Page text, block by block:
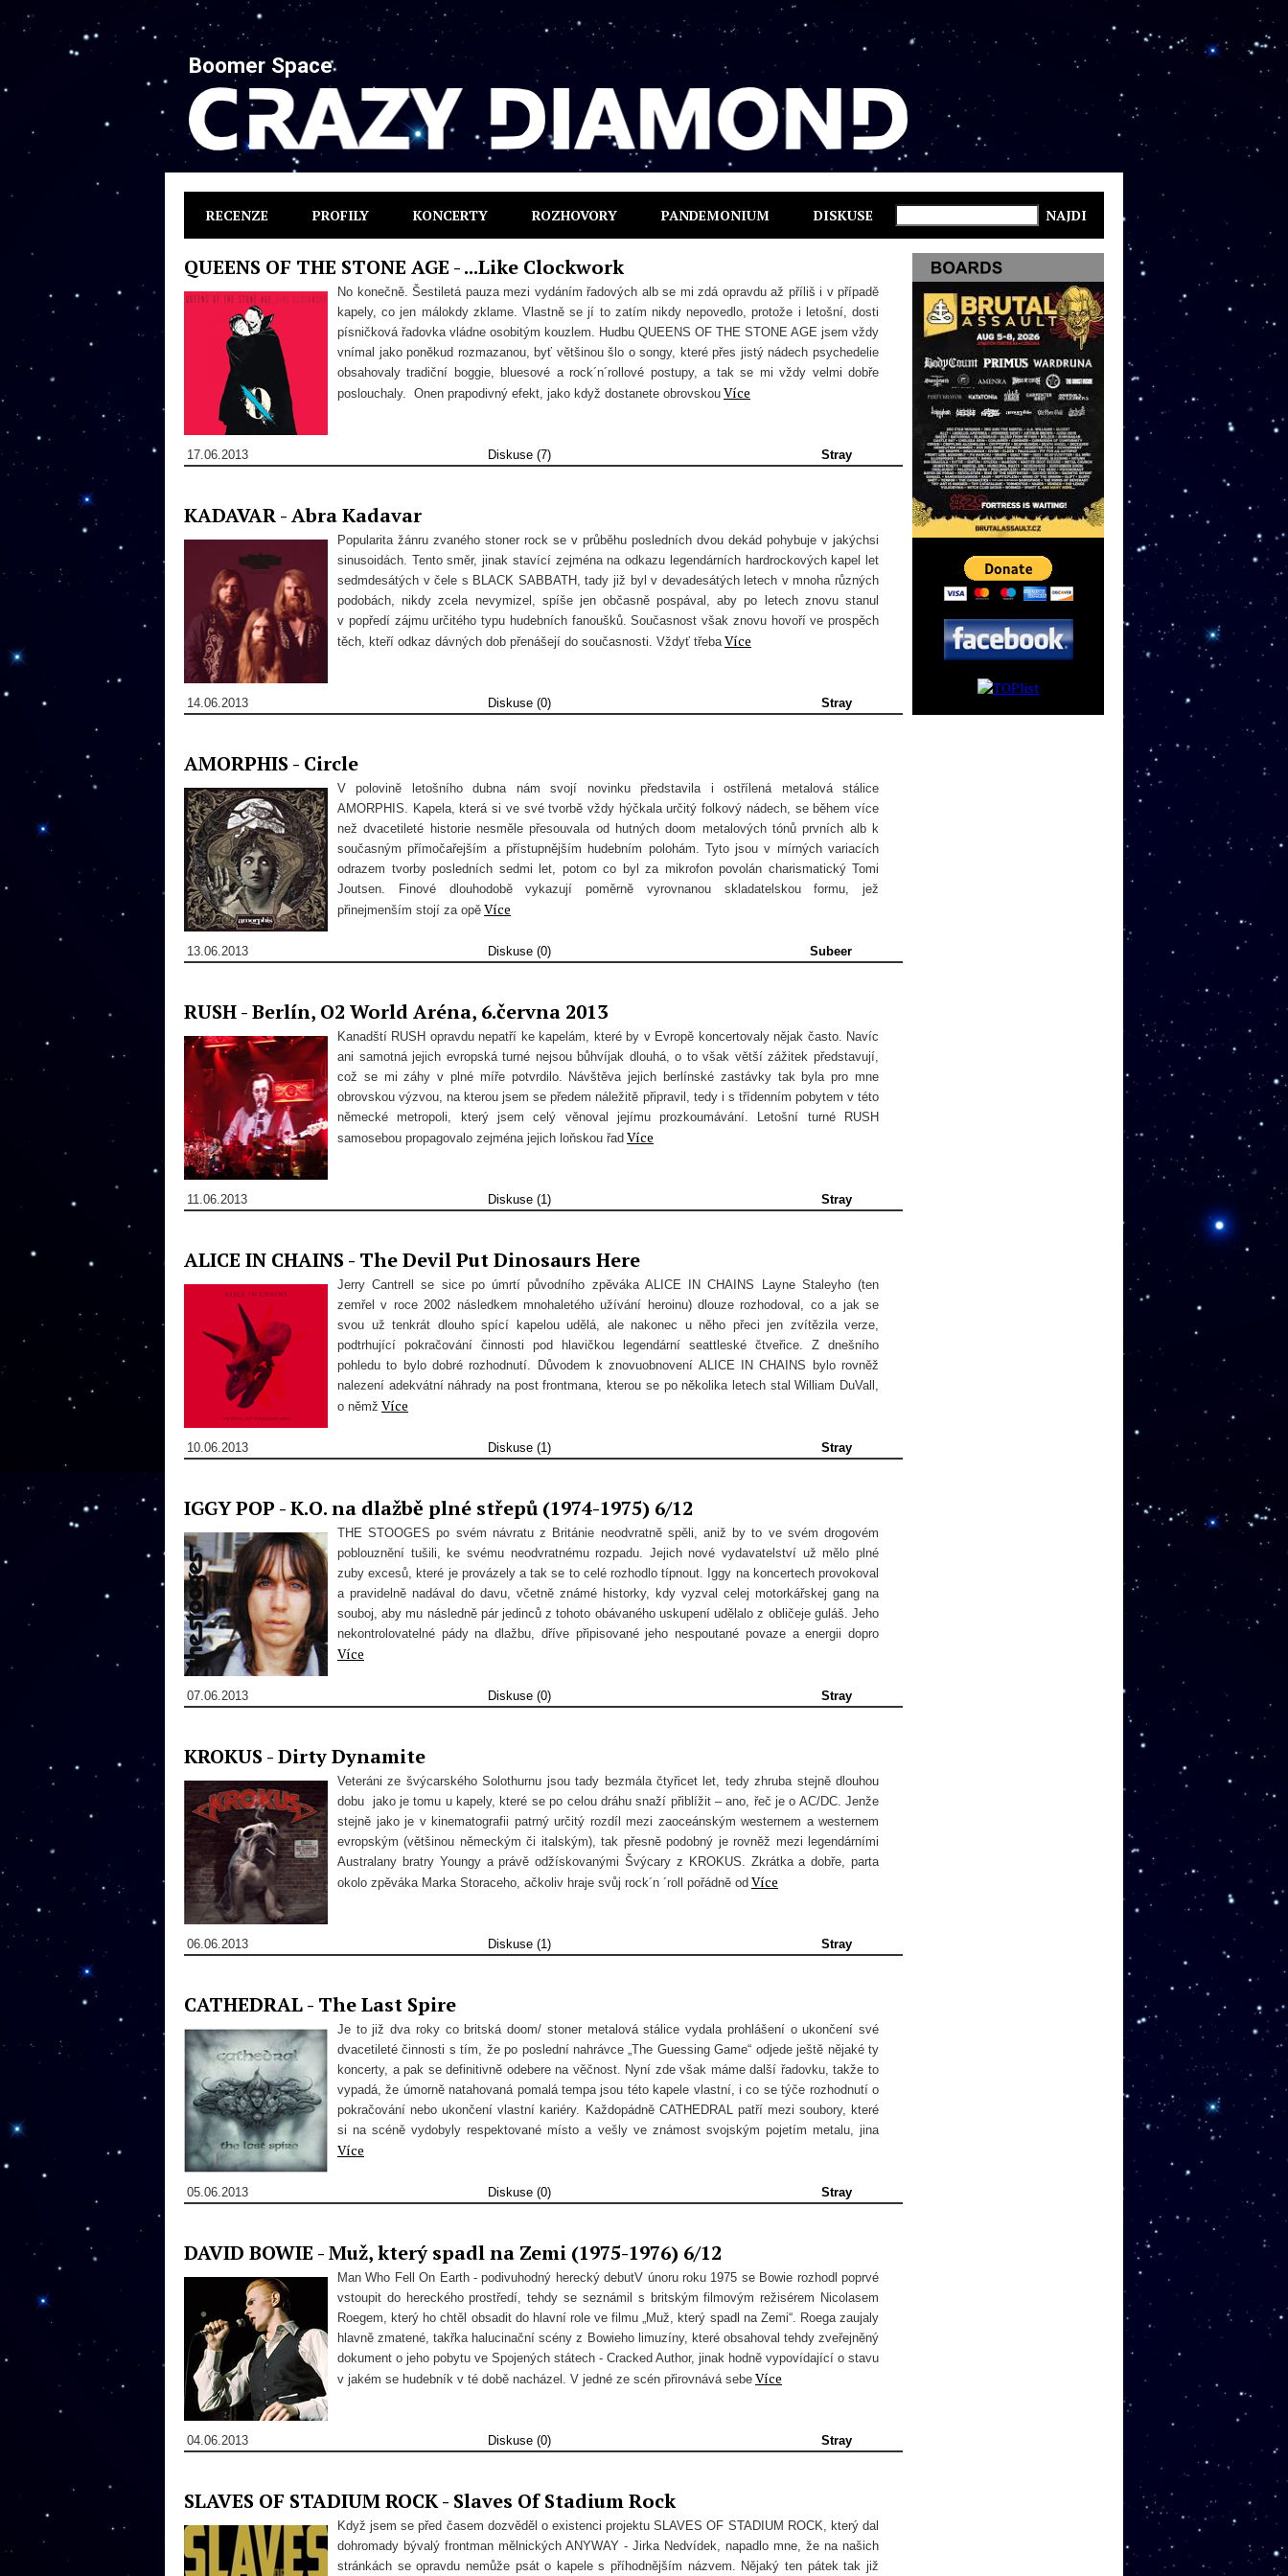
Boomer Space
RECENZE PROFILY KONCERTY ROZHOVORY PANDEMONIUM DISKUSE
QUEENS OF THE STONE AGE - ...Like Clockwork
No konečně. Šestiletá pauza mezi vydáním řadových alb se mi zdá opravdu až příliš i v případě
kapely, co jen málokdy zklame. Vlastně se jí to zatím nikdy nepovedlo, protože i letošní, dosti
písničková řadovka vládne osobitým kouzlem. Hudbu QUEENS OF THE STONE AGE jsem vždy
vnímal jako poněkud rozmazanou, byť většinou šlo o songy, které přes jistý nádech psychedelie
obsahovaly tradiční boggie, bluesové a rock´n´rollové postupy, a tak se mi vždy velmi dobře
poslouchaly. Onen prapodivný efekt, jako když dostanete obrovskou Více
17.06.2013 Diskuse (7) Stray
KADAVAR - Abra Kadavar
Popularita žánru zvaného stoner rock se v průběhu posledních dvou dekád pohybuje v jakýchsi
sinusoidách. Tento směr, jinak stavící zejména na odkazu legendárních hardrockových kapel let
sedmdesátých v čele s BLACK SABBATH, tady již byl v devadesátých letech v mnoha různých
podobách, nikdy zcela nevymizel, spíše jen občasně pospával, aby po letech znovu stanul
v popředí zájmu určitého typu hudebních fanoušků. Současnost však znovu hovoří ve prospěch
těch, kteří odkaz dávných dob přenášejí do současnosti. Vždyť třeba Více
14.06.2013 Diskuse (0) Stray
AMORPHIS - Circle
V polovině letošního dubna nám svojí novinku představila i ostřílená metalová stálice
AMORPHIS. Kapela, která si ve své tvorbě vždy hýčkala určitý folkový nádech, se během více
než dvacetileté historie nesměle přesouvala od hutných doom metalových tónů prvních alb k
současným přímočařejším a přístupnějším hudebním polohám. Tyto jsou v mírných variacích
odrazem tvorby posledních sedmi let, potom co byl za mikrofon povolán charismatický Tomi
Joutsen. Finové dlouhodobě vykazují poměrně vyrovnanou skladatelskou formu, jež
přinejmenším stojí za opě Více
13.06.2013 Diskuse (0) Subeer
RUSH - Berlín, O2 World Aréna, 6.června 2013
Kanadští RUSH opravdu nepatří ke kapelám, které by v Evropě koncertovaly nějak často. Navíc
ani samotná jejich evropská turné nejsou bůhvíjak dlouhá, o to však větší zážitek představují,
což se mi záhy v plné míře potvrdilo. Návštěva jejich berlínské zastávky tak byla pro mne
obrovskou výzvou, na kterou jsem se předem náležitě připravil, tedy i s třídenním pobytem v této
německé metropoli, který jsem celý věnoval jejímu prozkoumávání. Letošní turné RUSH
samosebou propagovalo zejména jejich loňskou řad Více
11.06.2013 Diskuse (1) Stray
ALICE IN CHAINS - The Devil Put Dinosaurs Here
Jerry Cantrell se sice po úmrtí původního zpěváka ALICE IN CHAINS Layne Staleyho (ten
zemřel v roce 2002 následkem mnohaletého užívání heroinu) dlouze rozhodoval, co a jak se
svou už tenkrát dlouho spící kapelou udělá, ale nakonec u něho přeci jen zvítězila verze,
podtrhující pokračování činnosti pod hlavičkou legendární seattleské čtveřice. Z dnešního
pohledu to bylo dobré rozhodnutí. Důvodem k znovuobnovení ALICE IN CHAINS bylo rovněž
nalezení adekvátní náhrady na post frontmana, kterou se po několika letech stal William DuVall,
o němž Více
10.06.2013 Diskuse (1) Stray
IGGY POP - K.O. na dlažbě plné střepů (1974-1975) 6/12
THE STOOGES po svém návratu z Británie neodvratně spěli, aniž by to ve svém drogovém
poblouznění tušili, ke svému neodvratnému rozpadu. Jejich nové vydavatelství už mělo plné
zuby excesů, které je provázely a tak se to celé rozhodlo típnout. Iggy na koncertech provokoval
a pravidelně nadával do davu, včetně známé historky, kdy vyzval celej motorkářskej gang na
souboj, aby mu následně pár jedinců z tohoto obávaného uskupení udělalo z obličeje guláš. Jeho
nekontrolovatelné pády na dlažbu, dříve připisované jeho nespoutané povaze a energii dopro
Více
07.06.2013 Diskuse (0) Stray
KROKUS - Dirty Dynamite
Veteráni ze švýcarského Solothurnu jsou tady bezmála čtyřicet let, tedy zhruba stejně dlouhou
dobu jako je tomu u kapely, které se po celou dráhu snaží přiblížit – ano, řeč je o AC/DC. Jenže
stejně jako je v kinematografii patrný určitý rozdíl mezi zaoceánským westernem a westernem
evropským (většinou německým či italským), tak přesně podobný je rovněž mezi legendárními
Australany bratry Youngy a právě odžískovanými Švýcary z KROKUS. Zkrátka a dobře, parta
okolo zpěváka Marka Storaceho, ačkoliv hraje svůj rock´n ´roll pořádně od Více
06.06.2013 Diskuse (1) Stray
CATHEDRAL - The Last Spire
Je to již dva roky co britská doom/ stoner metalová stálice vydala prohlášení o ukončení své
dvacetileté činnosti s tím, že po poslední nahrávce „The Guessing Game“ odjede ještě nějaké ty
koncerty, a pak se definitivně odebere na věčnost. Nyní zde však máme další řadovku, takže to
vypadá, že úmorně natahovaná pomalá tempa jsou této kapele vlastní, i co se týče rozhodnutí o
pokračování nebo ukončení vlastní kariéry. Každopádně CATHEDRAL patří mezi soubory, které
si na scéně vydobyly respektované místo a vešly ve známost svojským pojetím metalu, jina
Více
05.06.2013 Diskuse (0) Stray
DAVID BOWIE - Muž, který spadl na Zemi (1975-1976) 6/12
Man Who Fell On Earth - podivuhodný herecký debutV únoru roku 1975 se Bowie rozhodl poprvé
vstoupit do hereckého prostředí, tehdy se seznámil s britským filmovým režisérem Nicolasem
Roegem, který ho chtěl obsadit do hlavní role ve filmu „Muž, který spadl na Zemi“. Roega zaujaly
hlavně zmatené, takřka halucinační scény z Bowieho limuzíny, které obsahoval tehdy zveřejněný
dokument o jeho pobytu ve Spojených státech - Cracked Author, jinak hodně vypovídající o stavu
v jakém se hudebník v té době nacházel. V jedné ze scén přirovnává sebe Více
04.06.2013 Diskuse (0) Stray
SLAVES OF STADIUM ROCK - Slaves Of Stadium Rock
Když jsem se před časem dozvěděl o existenci projektu SLAVES OF STADIUM ROCK, který dal
dohromady bývalý frontman mělnických ANYWAY - Jirka Nedvídek, napadlo mne, že na našich
stránkách se opravdu nemůže psát o kapele s příhodnějším názvem. Nějaký ten pátek tak již